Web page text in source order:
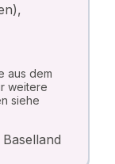
aus dem
weitere
siehe